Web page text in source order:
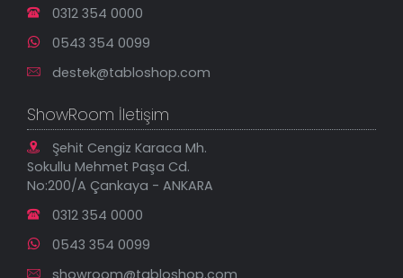
0312 354 0000
0543 354 0099
destek@tabloshop.com
ShowRoom İletişim
Şehit Cengiz Karaca Mh.
Sokullu Mehmet Paşa Cd.
No:200/A Çankaya - ANKARA
0312 354 0000
0543 354 0099